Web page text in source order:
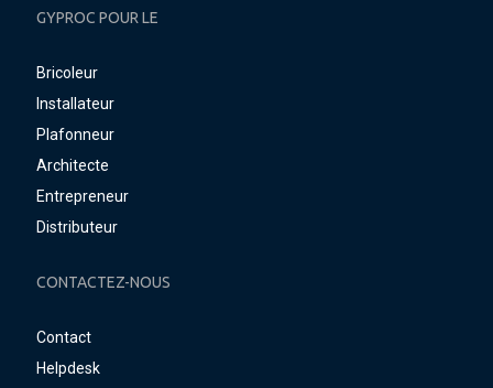
GYPROC POUR LE
Bricoleur
Installateur
Plafonneur
Architecte
Entrepreneur
Distributeur
CONTACTEZ-NOUS
Contact
Helpdesk